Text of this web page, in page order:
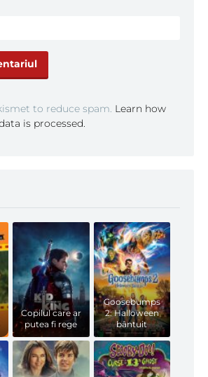
to reduce spam. Learn how
is processed.
Copilul care ar
putea fi rege
Goosebumps
2: Halloween
bântuit